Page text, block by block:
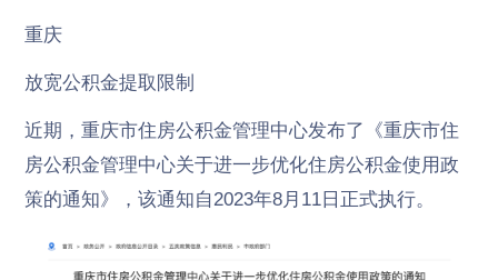
重庆
放宽公积金提取限制
近期，重庆市住房公积金管理中心发布了《重庆市住
房公积金管理中心关于进一步优化住房公积金使用政
策的通知》，该通知自2023年8月11日正式执行。